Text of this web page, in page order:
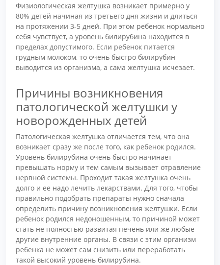
Физиологическая желтушка возникает примерно у
80% детей начиная из третьего дня жизни и длиться
на протяжении 3-5 дней. При этом ребенок нормально
себя чувствует, а уровень билирубина находится в
пределах допустимого. Если ребенок питается
грудным молоком, то очень быстро билирубин
выводится из организма, а сама желтушка исчезает.
Причины возникновения
патологической желтушки у
новорожденных детей
Патологическая желтушка отличается тем, что она
возникает сразу же после того, как ребенок родился.
Уровень билирубина очень быстро начинает
превышать норму и тем самым вызывает отравление
нервной системы. Проходит такая желтушка очень
долго и ее надо лечить лекарствами. Для того, чтобы
правильно подобрать препараты нужно сначала
определить причину возникновения желтушки. Если
ребенок родился недоношенным, то причиной может
стать не полностью развитая печень или же любые
другие внутренние органы. В связи с этим организм
ребенка не может сам снизить или переработать
такой высокий уровень билирубина.